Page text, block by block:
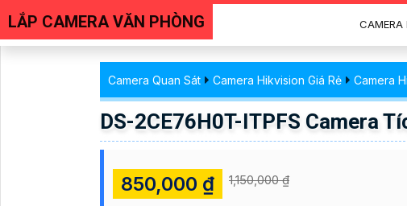
LẮP CAMERA VĂN PHÒNG CAMERA
Camera Quan Sát Camera Hikvision Giá Rẻ Camera
DS-2CE76H0T-ITPFS Camera
850,000 ₫ 1,150,000 ₫